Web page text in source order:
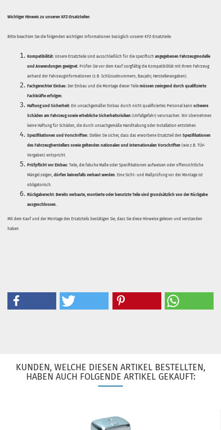
Wichtiger Hinweis zu unseren KFZ-Ersatzteilen
Bitte beachten Sie die folgenden wichtigen Informationen bezüglich unserer KFZ-Ersatzteile:
Kompatibilität: Unsere Ersatzteile sind ausschließlich für die spezifisch angegebenen Fahrzeugmodelle
und Anwendungen geeignet. Prüfen Sie vor dem Kauf sorgfältig die Kompatibilität mit Ihrem Fahrzeug
anhand der Fahrzeuginformationen (z.B. Schlüsselnummern, Baujahr, Herstellerangaben).
Fachgerechter Einbau: Der Einbau und die Montage dieser Teile müssen zwingend durch qualifizierte
Fachkräfte erfolgen.
Haftung und Sicherheit: Ein unsachgemäßer Einbau durch nicht qualifiziertes Personal kann schwere
Schäden am Fahrzeug sowie erhebliche Sicherheitsrisiken (Unfallgefahr) verursachen. Wir übernehmen
keine Haftung für Schäden, die durch unsachgemäße Handhabung oder Installation entstehen.
Spezifikationen und Vorschriften: Stellen Sie sicher, dass das erworbene Ersatzteil den Spezifikationen
des Fahrzeugherstellers sowie geltenden nationalen und internationalen Vorschriften (wie z.B. TÜV-
Vorgaben) entspricht.
Prüfpflicht vor Einbau: Teile, die falsche Maße oder Spezifikationen aufweisen oder offensichtliche
Mängel zeigen, dürfen keinesfalls verbaut werden. Eine Sicht- und Maßprüfung vor der Montage ist
obligatorisch.
Rückgaberecht: Bereits verbaute, montierte oder benutzte Teile sind grundsätzlich von der Rückgabe
ausgeschlossen.
Mit dem Kauf und der Montage des Ersatzteils bestätigen Sie, dass Sie diese Hinweise gelesen und verstanden
haben
KUNDEN, WELCHE DIESEN ARTIKEL BESTELLTEN,
HABEN AUCH FOLGENDE ARTIKEL GEKAUFT: